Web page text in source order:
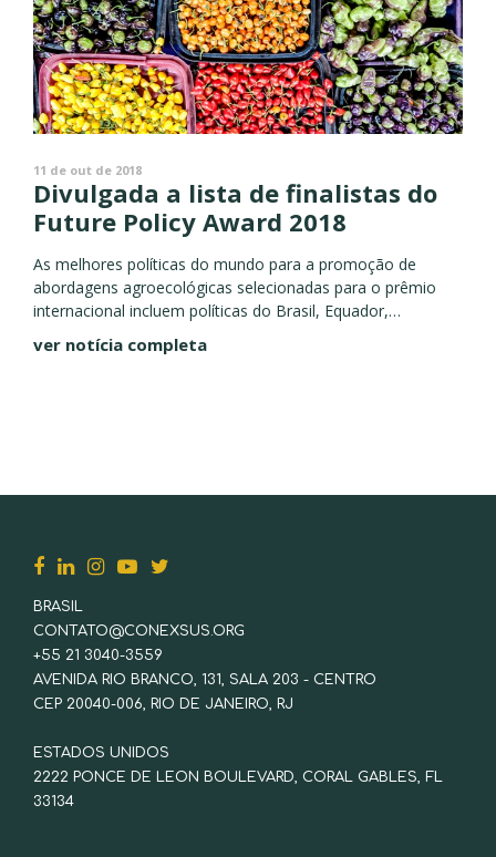
11 de out de 2018
Divulgada a lista de finalistas do
Future Policy Award 2018
As melhores políticas do mundo para a promoção de
abordagens agroecológicas selecionadas para o prêmio
internacional incluem políticas do Brasil, Equador,
Dinamarca, Índia, Senegal, Filipinas e Estados Unidos, além
do TEEBAgrifood. Reconhecendo que a transição...
ver notícia completa
BRASIL
CONTATO@CONEXSUS.ORG
+55 21 3040-3559
AVENIDA RIO BRANCO, 131, SALA 203 - CENTRO
CEP 20040-006, RIO DE JANEIRO, RJ
ESTADOS UNIDOS
2222 PONCE DE LEON BOULEVARD, CORAL GABLES, FL
33134